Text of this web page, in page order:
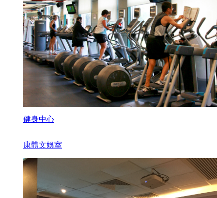
健身中心
康體文娛室